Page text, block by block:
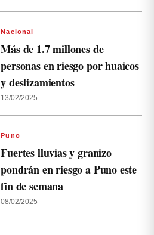
Nacional
Más de 1.7 millones de
personas en riesgo por huaicos
y deslizamientos
13/02/2025
Puno
Fuertes lluvias y granizo
pondrán en riesgo a Puno este
fin de semana
08/02/2025